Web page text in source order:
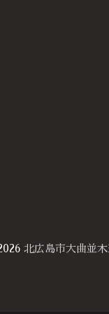
北広島市大曲並